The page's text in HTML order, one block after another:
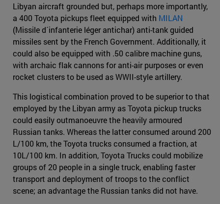
Libyan aircraft grounded but, perhaps more importantly,
a 400 Toyota pickups fleet equipped with MILAN
(Missile d´infanterie léger antichar) anti-tank guided
missiles sent by the French Government. Additionally, it
could also be equipped with .50 calibre machine guns,
with archaic flak cannons for anti-air purposes or even
rocket clusters to be used as WWII-style artillery.
This logistical combination proved to be superior to that
employed by the Libyan army as Toyota pickup trucks
could easily outmanoeuvre the heavily armoured
Russian tanks. Whereas the latter consumed around 200
L/100 km, the Toyota trucks consumed a fraction, at
10L/100 km. In addition, Toyota Trucks could mobilize
groups of 20 people in a single truck, enabling faster
transport and deployment of troops to the conflict
scene; an advantage the Russian tanks did not have.